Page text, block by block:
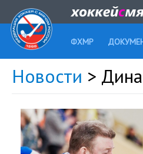
ФХМР
Новости >